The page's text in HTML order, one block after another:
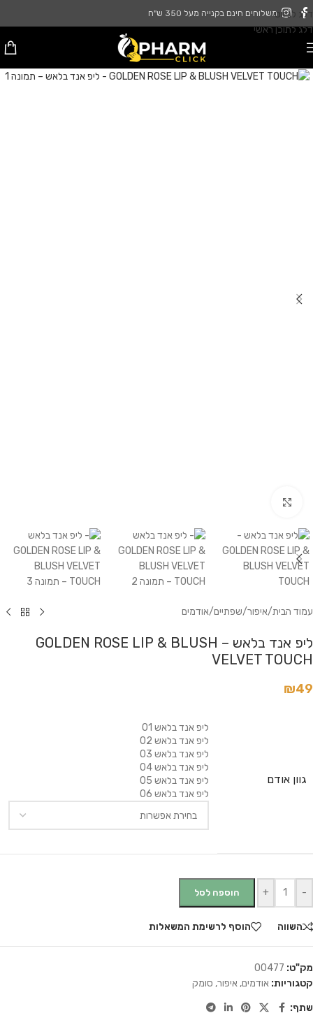
דלג לניווט
דלג לתוכן ראשי
משלוחים חינם בקנייה מעל 350 ש"ח
עמוד הבית/איפור/שפתיים/אודמים
ליפ אנד בלאש – GOLDEN ROSE LIP & BLUSH
VELVET TOUCH
₪49
גוון אודם
ליפ אנד בלאש 01
ליפ אנד בלאש 02
ליפ אנד בלאש 03
ליפ אנד בלאש 04
ליפ אנד בלאש 05
ליפ אנד בלאש 06
-
+ הוספה לסל
השווה הוסף לרשימת המשאלות
מק"ט: 00477
קטגוריות: אודמים, איפור, סומק
שתף: